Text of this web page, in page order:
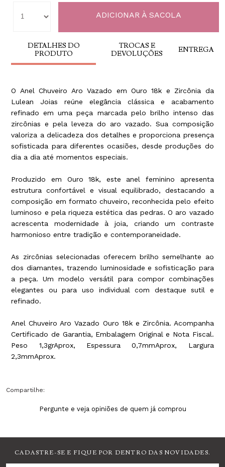
DETALHES DO
PRODUTO
TROCAS E
DEVOLUÇÕES
ENTREGA
O Anel Chuveiro Aro Vazado em Ouro 18k e Zircônia da
Lulean Joias reúne elegância clássica e acabamento
refinado em uma peça marcada pelo brilho intenso das
zircônias e pela leveza do aro vazado. Sua composição
valoriza a delicadeza dos detalhes e proporciona presença
sofisticada para diferentes ocasiões, desde produções do
dia a dia até momentos especiais.
Produzido em Ouro 18k, este anel feminino apresenta
estrutura confortável e visual equilibrado, destacando a
composição em formato chuveiro, reconhecida pelo efeito
luminoso e pela riqueza estética das pedras. O aro vazado
acrescenta modernidade à joia, criando um contraste
harmonioso entre tradição e contemporaneidade.
As zircônias selecionadas oferecem brilho semelhante ao
dos diamantes, trazendo luminosidade e sofisticação para
a peça. Um modelo versátil para compor combinações
elegantes ou para uso individual com destaque sutil e
refinado.
Anel Chuveiro Aro Vazado Ouro 18k e Zircônia. Acompanha
Certificado de Garantia, Embalagem Original e Nota Fiscal.
Peso 1,3grAprox, Espessura 0,7mmAprox, Largura
2,3mmAprox.
Compartilhe:
Pergunte e veja opiniões de quem já comprou
CADASTRE-SE E FIQUE POR DENTRO DAS NOVIDADES.